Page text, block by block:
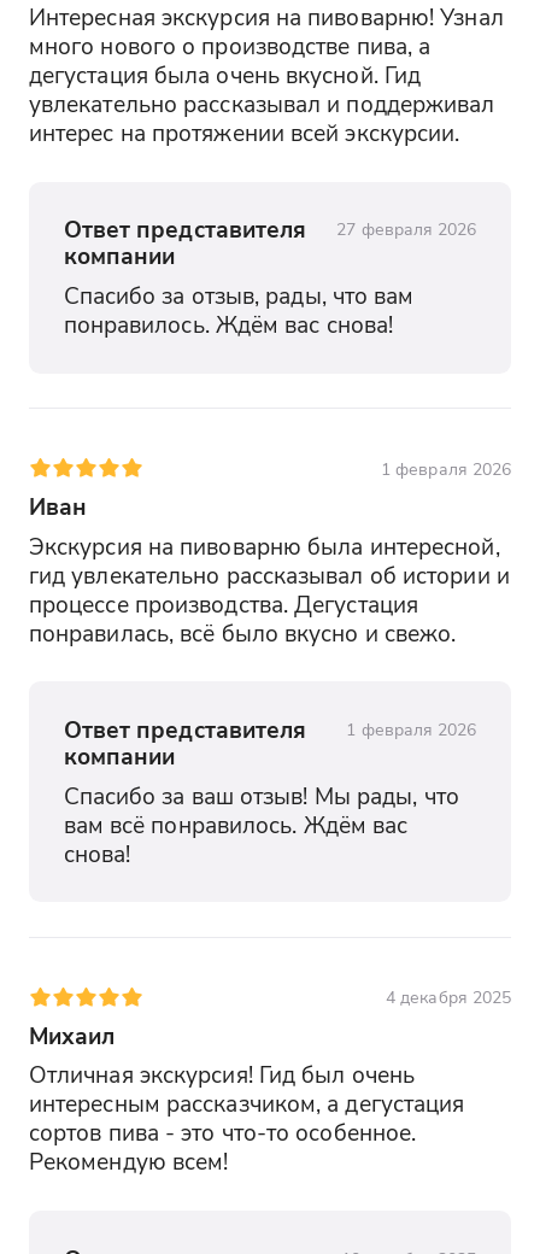
Интересная экскурсия на пивоварню! Узнал
много нового о производстве пива, а
дегустация была очень вкусной. Гид
увлекательно рассказывал и поддерживал
интерес на протяжении всей экскурсии.
Ответ представителя
компании
27 февраля 2026
Спасибо за отзыв, рады, что вам
понравилось. Ждём вас снова!
1 февраля 2026
Иван
Экскурсия на пивоварню была интересной,
гид увлекательно рассказывал об истории и
процессе производства. Дегустация
понравилась, всё было вкусно и свежо.
Ответ представителя
компании
1 февраля 2026
Спасибо за ваш отзыв! Мы рады, что
вам всё понравилось. Ждём вас
снова!
4 декабря 2025
Михаил
Отличная экскурсия! Гид был очень
интересным рассказчиком, а дегустация
сортов пива - это что-то особенное.
Рекомендую всем!